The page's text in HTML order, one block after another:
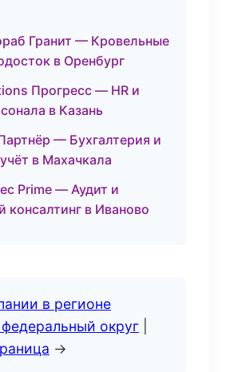
Гранит — Кровельные
в Оренбург
Прогресс — HR и
в Казань
— Бухгалтерия и
в Махачкала
Prime — Аудит и
консалтинг в Иваново
в регионе
округ
→